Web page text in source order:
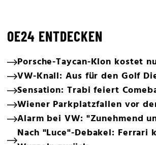
OE24 ENTDECKEN
Porsche-Taycan-Klon kostet
VW-Knall: Aus für den Golf
Sensation: Trabi feiert
Wiener Parkplatzfallen vor
Alarm bei VW: "Zunehmend
Nach "Luce"-Debakel: Ferrari